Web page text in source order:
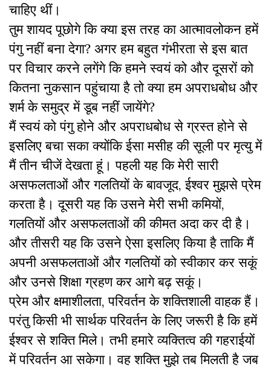
चाहिए थीं।
तुम शायद पूछोगे कि क्या इस तरह का आत्मावलोकन हमें
पंगु नहीं बना देगा? अगर हम बहुत गंभीरता से इस बात
पर विचार करने लगेंगे कि हमने स्वयं को और दूसरों को
कितना नुकसान पहुंचाया है तो क्या हम अपराधबोध और
शर्म के समुद्र में डूब नहीं जायेंगे?
मैं स्वयं को पंगु होने और अपराधबोध से ग्रस्त होने से
इसलिए बचा सका क्योंकि ईसा मसीह की सूली पर मृत्यु में
मैं तीन चीजें देखता हूं। पहली यह कि मेरी सारी
असफलताओं और गलतियों के बावजूद, ईश्वर मुझसे प्रेम
करता है। दूसरी यह कि उसने मेरी सभी कमियों,
गलतियों और असफलताओं की कीमत अदा कर दी है।
और तीसरी यह कि उसने ऐसा इसलिए किया है ताकि मैं
अपनी असफलताओं और गलतियों को स्वीकार कर सकूं
और उनसे शिक्षा ग्रहण कर आगे बढ़ सकूं।
प्रेम और क्षमाशीलता, परिवर्तन के शक्तिशाली वाहक हैं।
परंतु किसी भी सार्थक परिवर्तन के लिए जरूरी है कि हमें
ईश्वर से शक्ति मिले। तभी हमारे व्यक्तित्व की गहराईयों
में परिवर्तन आ सकेगा। वह शक्ति मुझे तब मिलती है जब